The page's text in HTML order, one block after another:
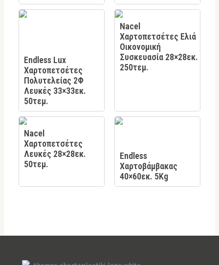
Endless Lux
Χαρτοπετσέτες
Πολυτελείας 2Φ
Λευκές 33×33εκ.
50τεμ.
Nacel
Χαρτοπετσέτες Ελιά
Οικονομική
Συσκευασία 28×28εκ.
250τεμ.
Nacel
Χαρτοπετσέτες
Λευκές 28×28εκ.
50τεμ.
Endless
Χαρτοβάμβακας
40×60εκ. 5Kg